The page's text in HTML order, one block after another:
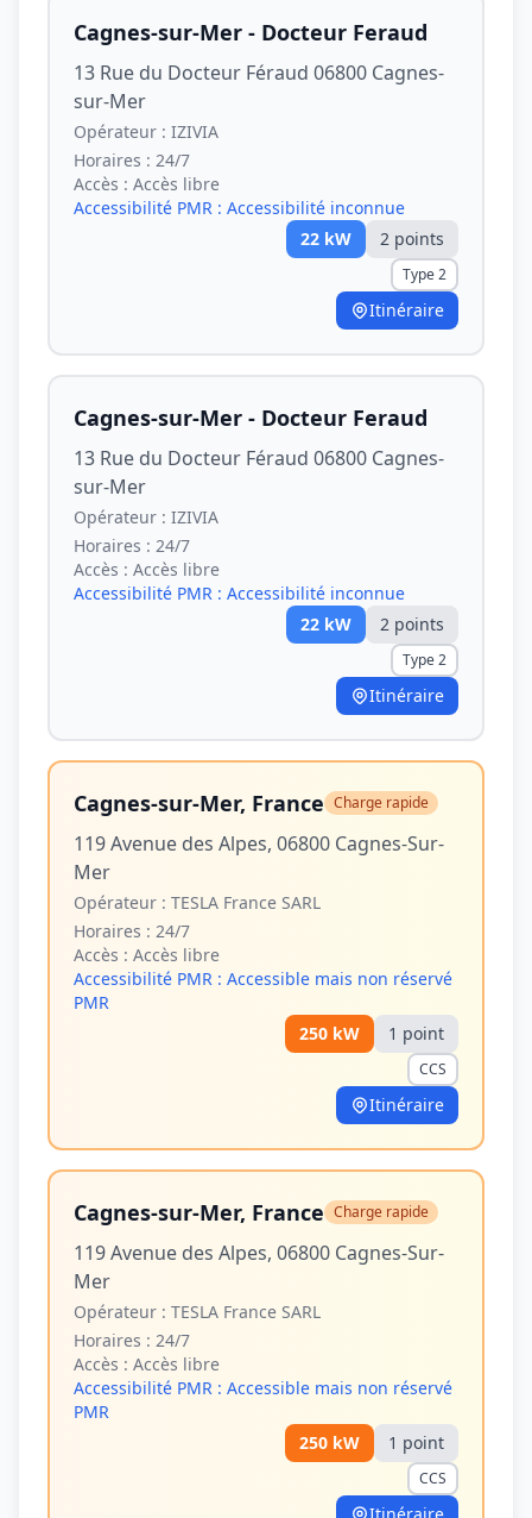
Cagnes-sur-Mer - Docteur Feraud
13 Rue du Docteur Féraud 06800 Cagnes-
sur-Mer
Opérateur : IZIVIA
Horaires : 24/7
Accès : Accès libre
Accessibilité PMR : Accessibilité inconnue
22 kW 2 points
Type 2
Itinéraire
Cagnes-sur-Mer - Docteur Feraud
13 Rue du Docteur Féraud 06800 Cagnes-
sur-Mer
Opérateur : IZIVIA
Horaires : 24/7
Accès : Accès libre
Accessibilité PMR : Accessibilité inconnue
22 kW 2 points
Type 2
Itinéraire
Cagnes-sur-Mer, France Charge rapide
119 Avenue des Alpes, 06800 Cagnes-Sur-
Mer
Opérateur : TESLA France SARL
Horaires : 24/7
Accès : Accès libre
Accessibilité PMR : Accessible mais non réservé
PMR
250 kW 1 point
CCS
Itinéraire
Cagnes-sur-Mer, France Charge rapide
119 Avenue des Alpes, 06800 Cagnes-Sur-
Mer
Opérateur : TESLA France SARL
Horaires : 24/7
Accès : Accès libre
Accessibilité PMR : Accessible mais non réservé
PMR
250 kW 1 point
CCS